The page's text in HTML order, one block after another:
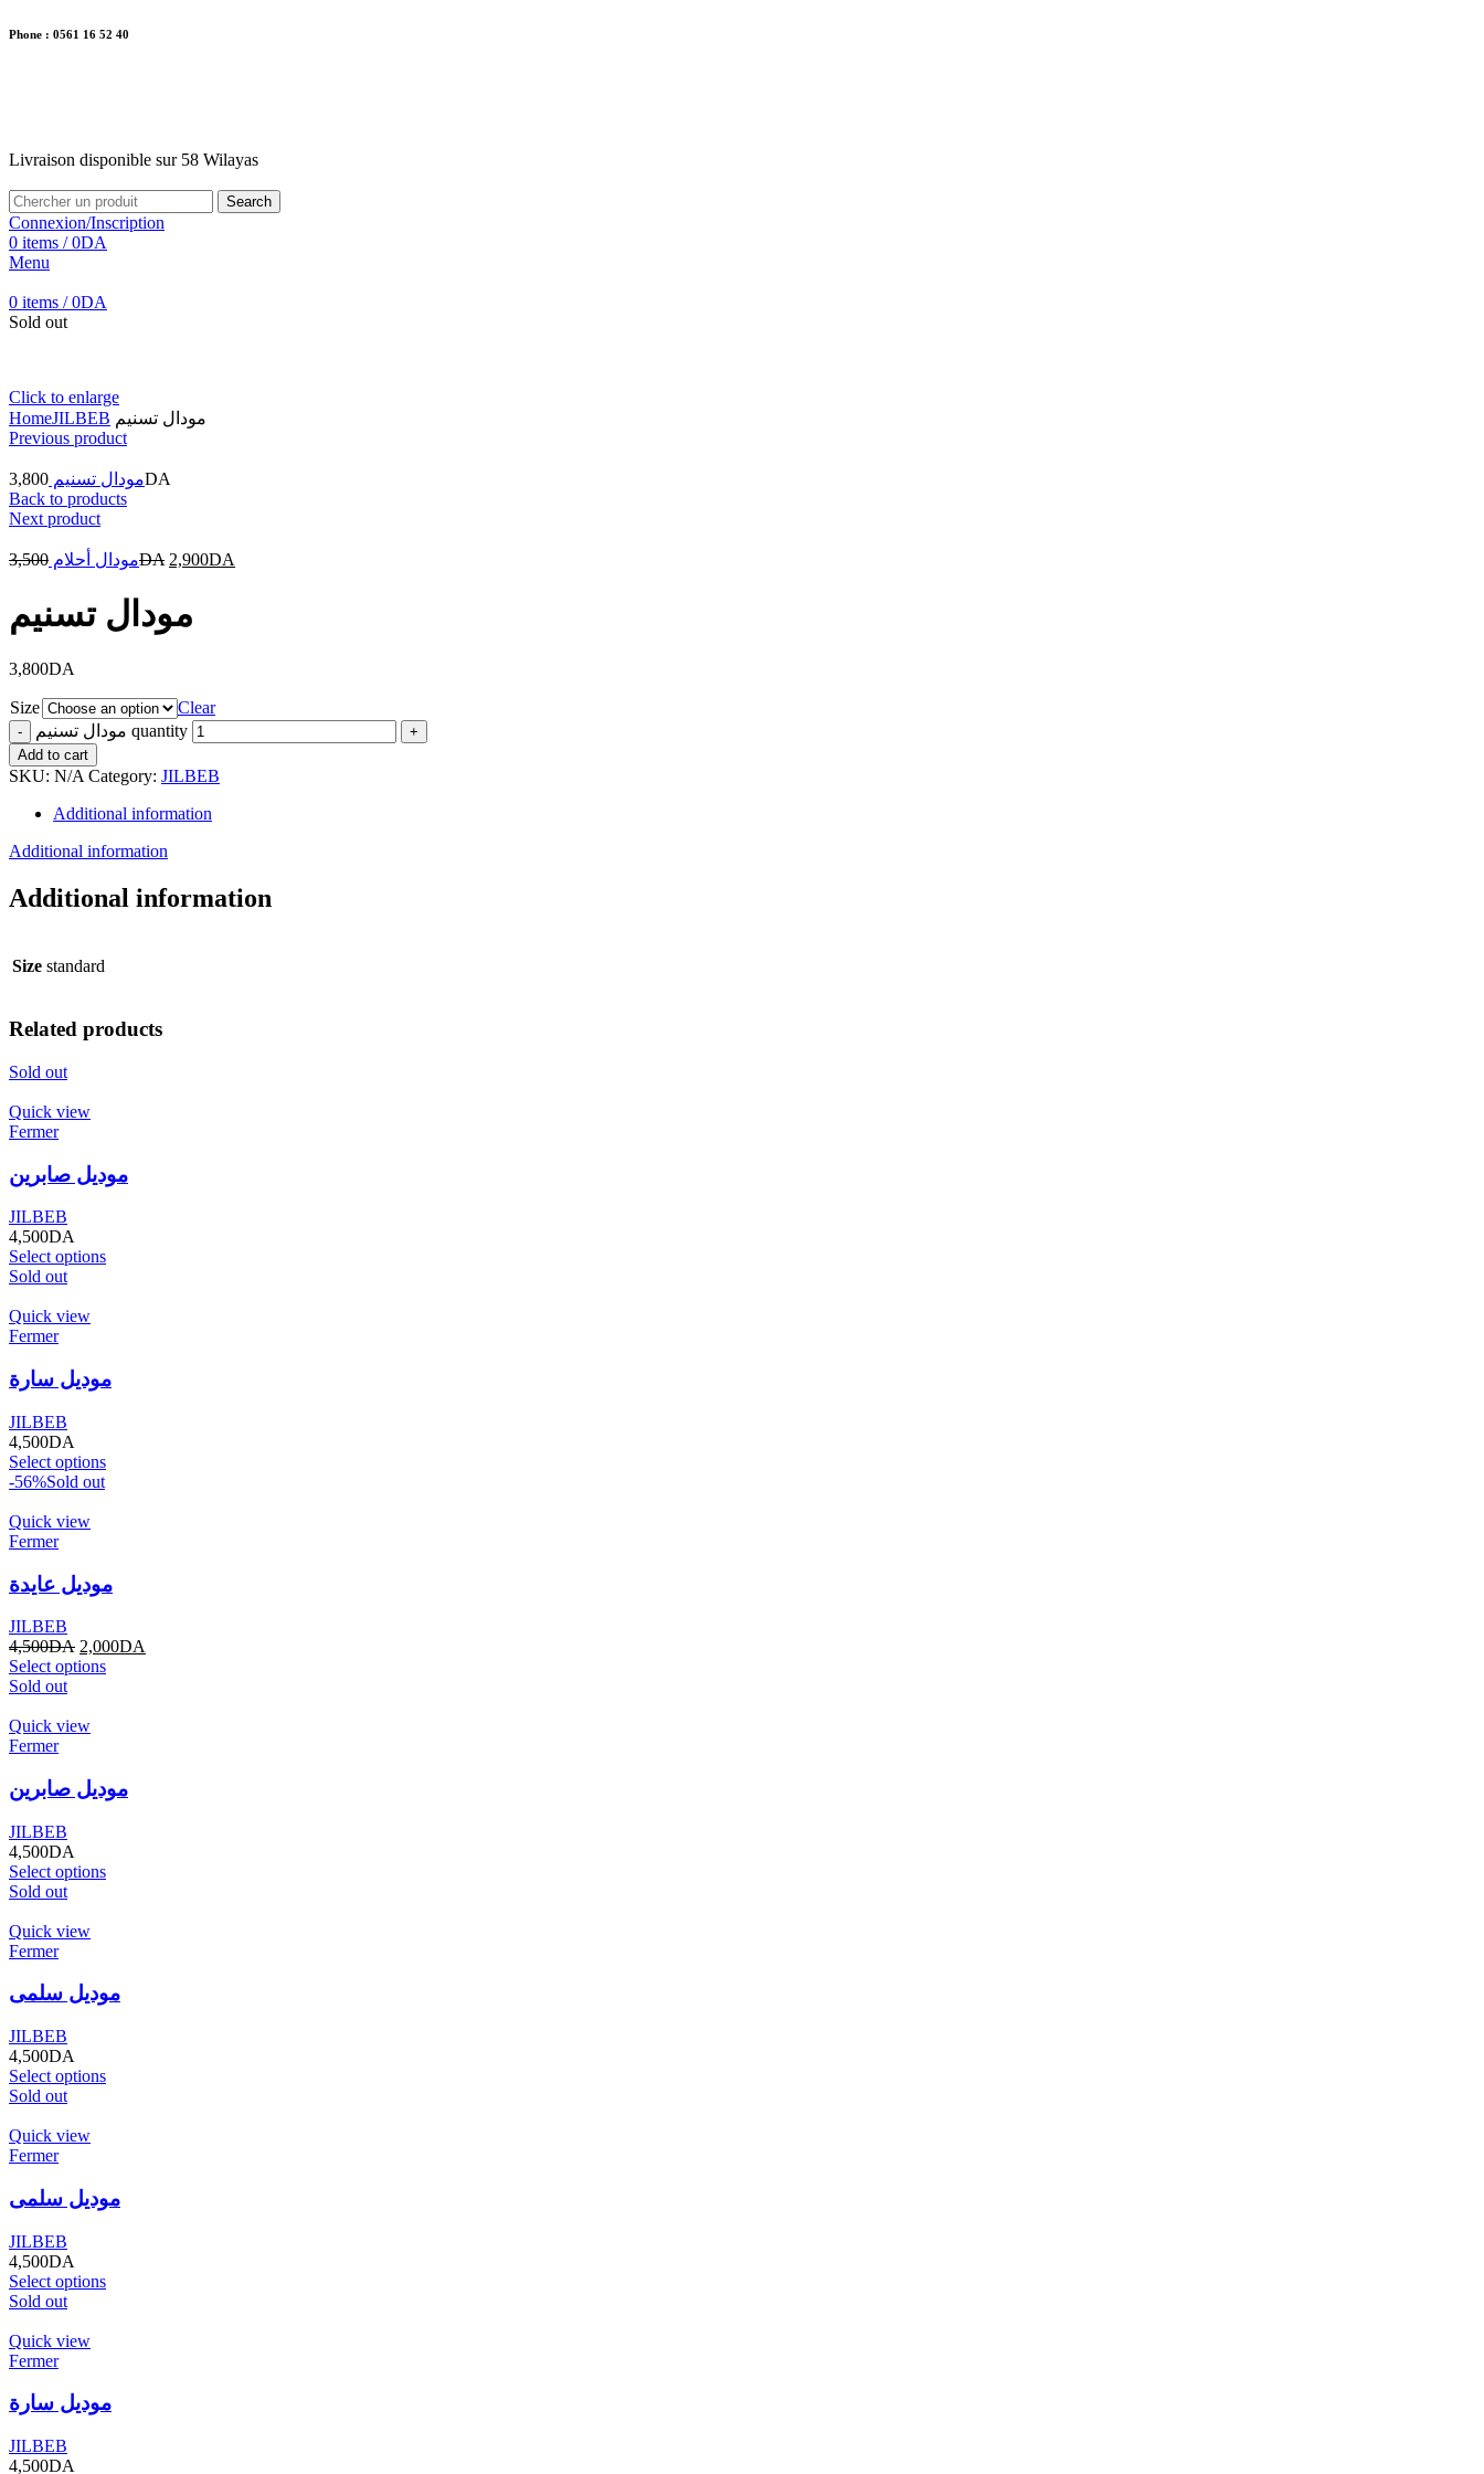
Phone : 0561 16 52 40
Livraison disponible sur 58 Wilayas
Search
Connexion/Inscription
0 items / 0DA
Menu
0 items / 0DA
Sold out
Click to enlarge
HomeJILBEB مودال تسنيم
Previous product
مودال تسنيم 3,800
DA
Back to products
Next product
مودال أحلام 3,500 DA 2,900DA
مودال تسنيم
3,800DA
Size
Clear
مودال تسنيم quantity
Add to cart
SKU: N/A Category: JILBEB
Additional information
Additional information
Additional information
Size standard
Related products
Sold out
Quick view
Fermer
موديل صابرين
JILBEB
4,500DA
Select options
Sold out
Quick view
Fermer
موديل سارة
JILBEB
4,500DA
Select options
-56%Sold out
Quick view
Fermer
موديل عايدة
JILBEB
4,500DA 2,000DA
Select options
Sold out
Quick view
Fermer
موديل صابرين
JILBEB
4,500DA
Select options
Sold out
Quick view
Fermer
موديل سلمى
JILBEB
4,500DA
Select options
Sold out
Quick view
Fermer
موديل سلمى
JILBEB
4,500DA
Select options
Sold out
Quick view
Fermer
موديل سارة
JILBEB
4,500DA